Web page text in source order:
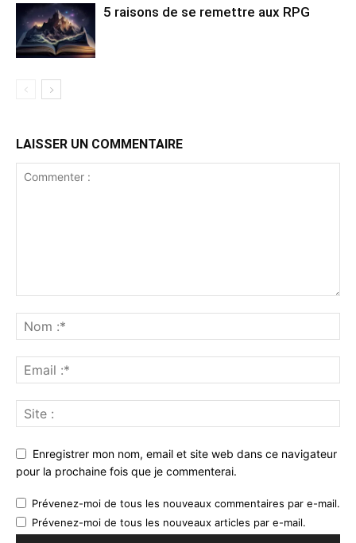
5 raisons de se remettre aux RPG
LAISSER UN COMMENTAIRE
Enregistrer mon nom, email et site web dans ce navigateur
pour la prochaine fois que je commenterai.
Prévenez-moi de tous les nouveaux commentaires par e-mail.
Prévenez-moi de tous les nouveaux articles par e-mail.